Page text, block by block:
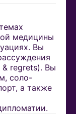
медицины
Вы
regrets). Вы
соло-
а также